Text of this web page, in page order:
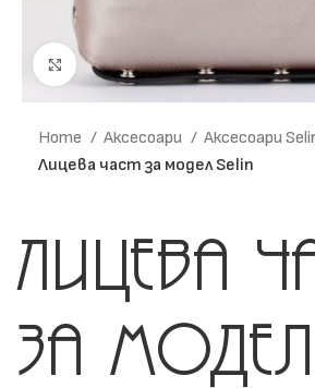
Click to enlarge
Home Аксесоари Аксесоари
Лицева част за модел Selin
Лицева
за